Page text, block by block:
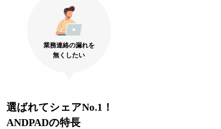
業務連絡の漏れを
無くしたい
選ばれてシェアNo.1！
ANDPADの特長